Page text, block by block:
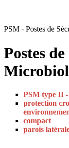
PSM - Postes de
Postes
PSM type II -
protection
compact
parois